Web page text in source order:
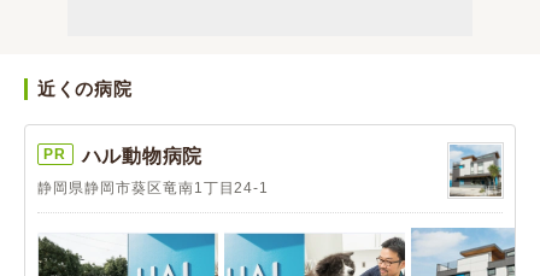
近くの病院
PR ハル動物病院
静岡県静岡市葵区竜南1丁目24-1